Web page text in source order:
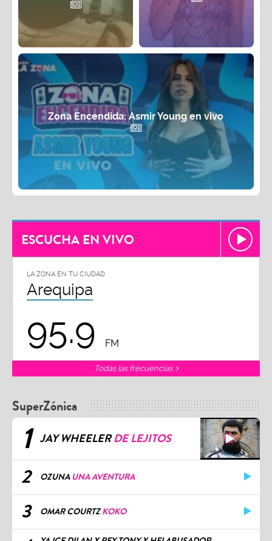
Zona Encendida: Asmir Young en vivo
ESCUCHA EN VIVO
LA ZONA EN TU CIUDAD
Arequipa
95.9 FM
Todas las frecuencias
SuperZónica
1 JAY WHEELERDE LEJITOS
2 OZUNA UNA AVENTURA
3 OMAR COURTZKOKO